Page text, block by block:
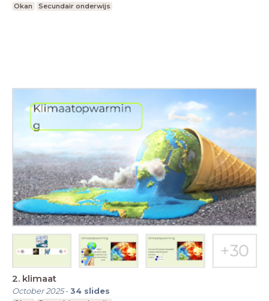
Okan Secundair onderwijs
2. klimaat
October 2025-34 slides